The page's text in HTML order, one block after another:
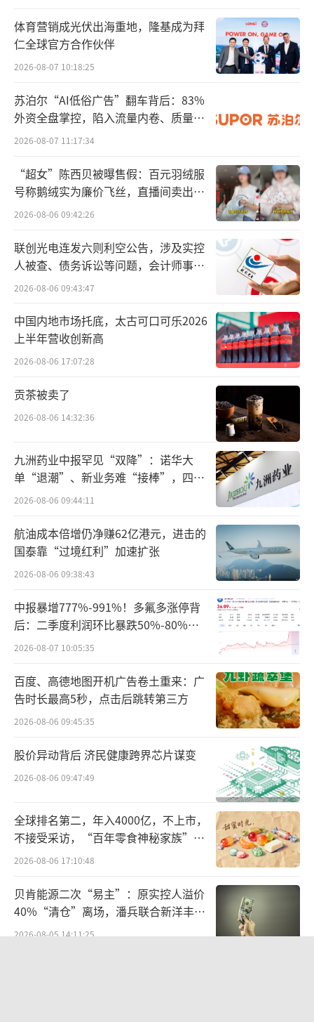
同样检出反式脂肪酸的霸王茶姬也作出类
似回应称，根据国家食品安全风险评估专家委
平及其风险评估》报告显示：食品中反式脂肪
酸来源分为天然来源和加工来源，乳及乳制品
g，这也导致使用真奶的茶饮产品在检测中出现
微量反式脂肪酸的现象。在此次测评中，霸王
茶姬“伯牙绝弦”产品被检测出反式脂肪酸含
量为0.0133g/100g，该含量符合食品安全国家
标准（GB28050-2011）关于“0反式脂肪
酸”（低于0.3g/100g）的声称要求。
截至发稿，奈雪的茶、爷爷不泡茶等涉事
品牌尚未公开回应。
科信食品与健康信息交流中心副主任阮光
锋在接受采访时表示，牛奶等天然食品中本身
含有反式脂肪酸，只要不超过每日2g的推荐摄
入量，健康风险极低。食品工程博士云无心也
认为，使用植脂末的奶茶反而不易检出反式脂
肪酸，真奶产品检出属正常现象。
在微博上，有网友表示，“剂量才是关
键，合规就安心喝”；也有网友称，“天然牛
奶也会有反式脂肪酸”。不过另有网友提出疑
问：“之前还有人跟我说哪个奶茶卖得贵，用
料好，现在看来也未必。”
此次风波暴露出茶饮行业的宣传困境。一
方面，喜茶等品牌确实符合“0反式脂肪酸”的
国标定义（低于0.3g/100g）；另一方面，消费
者对“0标注”存在普遍的绝对化理解。国家标
准是准入的最低门槛。喜茶作为高端奶茶的代
表品牌，主要产品的价格带均在20元以上。虽
然被检出产品检测值符合相关标准，但作为领
军的高端品牌，应该对自己有更高的要求，才
能配得上“高端”定位。（责任编辑：zx0280）
体育营销成光伏出海重地，隆基成为拜
仁全球官方合作伙伴
2026-08-07 10:18:25
苏泊尔“AI低俗广告”翻车背后：83%
外资全盘掌控，陷入流量内卷、质量频
发的负循环
2026-08-07 11:17:34
“超女”陈西贝被曝售假：百元羽绒服
号称鹅绒实为廉价飞丝，直播间卖出超
百万元
2026-08-06 09:42:26
联创光电连发六则利空公告，涉及实控
人被查、债务诉讼等问题，会计师事务
所曾出具“保留意见”
2026-08-06 09:43:47
中国内地市场托底，太古可口可乐2026
上半年营收创新高
2026-08-06 17:07:28
贡茶被卖了
2026-08-06 14:32:36
九洲药业中报罕见“双降”：诺华大
单“退潮”、新业务难“接棒”，四大
难关待闯
2026-08-06 09:44:11
航油成本倍增仍净赚62亿港元，进击的
国泰靠“过境红利”加速扩张
2026-08-06 09:38:43
中报暴增777%-991%！多氟多涨停背
后：二季度利润环比暴跌50%-80%，
是黄金坑还是陷阱？
2026-08-07 10:05:35
百度、高德地图开机广告卷土重来：广
告时长最高5秒，点击后跳转第三方
2026-08-06 09:45:35
股价异动背后 济民健康跨界芯片谋变
2026-08-06 09:47:49
全球排名第二，年入4000亿，不上市，
不接受采访，“百年零食神秘家族”浮
出水面？
2026-08-06 17:10:48
贝肯能源二次“易主”：原实控人溢价
40%“清仓”离场，潘兵联合新洋丰、
宏科百世拟入主
2026-08-05 14:11:25